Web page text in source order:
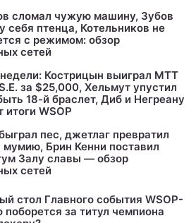
сломал чужую машину, Зубов
себя птенца, Котельников не
с режимом: обзор
сетей
Кострицын выиграл МТТ
за $25,000, Хельмут упустил
18-й браслет, Диб и Негреану
итоги WSOP
пес, джетлаг превратил
мумию, Брин Кенни поставил
Залу славы — обзор
сетей
стол Главного события WSOP-
поборется за титул чемпиона